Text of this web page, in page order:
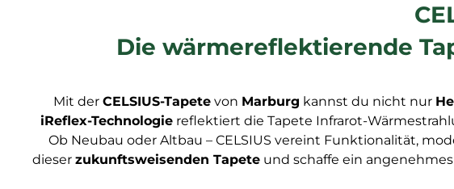
Die wärmereflektierende
Mit der CELSIUS-Tapetevon Marburg kannst du nicht nur
iReflex-Technologiereflektiert die Tapete Infrarot-
Ob Neubau oder Altbau – CELSIUS vereint Funktionalität,
dieser zukunftsweisenden Tapete und schaffe ein